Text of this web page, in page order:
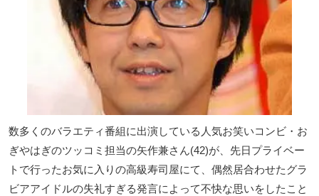
数多くのバラエティ番組に出演している人気お笑いコンビ・お
ぎやはぎのツッコミ担当の矢作兼さん(42)が、先日プライベー
トで行ったお気に入りの高級寿司屋にて、偶然居合わせたグラ
ビアアイドルの失礼すぎる発言によって不快な思いをしたこと